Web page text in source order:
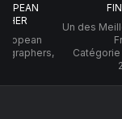
Un des